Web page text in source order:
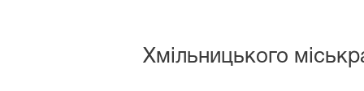
Хмільницького